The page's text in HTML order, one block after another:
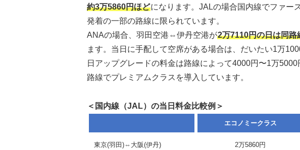
約3万5860円ほどになります。JALの場合国内線でファー
発着の一部の路線に限られています。
ANAの場合、羽田空港⇔伊丹空港が2万7110円の日は同
ます。当日に手配して空席がある場合は、だいたい1万
日アップグレードの料金は路線によって4000円〜1万
路線でプレミアムクラスを導入しています。
＜国内線（JAL）の当日料金比較例＞
エコノミークラス
東京(羽田)⇔大阪(伊丹) 2万5860円